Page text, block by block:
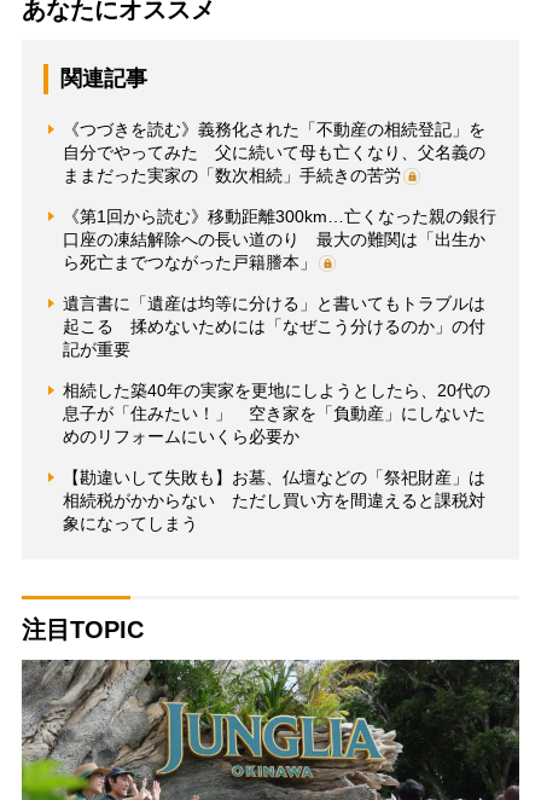
あなたにオススメ
関連記事
《つづきを読む》義務化された「不動産の相続登記」を
自分でやってみた 父に続いて母も亡くなり、父名義の
ままだった実家の「数次相続」手続きの苦労
《第1回から読む》移動距離300km…亡くなった親の銀行
口座の凍結解除への長い道のり 最大の難関は「出生か
ら死亡までつながった戸籍謄本」
遺言書に「遺産は均等に分ける」と書いてもトラブルは
起こる 揉めないためには「なぜこう分けるのか」の付
記が重要
相続した築40年の実家を更地にしようとしたら、20代の
息子が「住みたい！」 空き家を「負動産」にしないた
めのリフォームにいくら必要か
【勘違いして失敗も】お墓、仏壇などの「祭祀財産」は
相続税がかからない ただし買い方を間違えると課税対
象になってしまう
注目TOPIC